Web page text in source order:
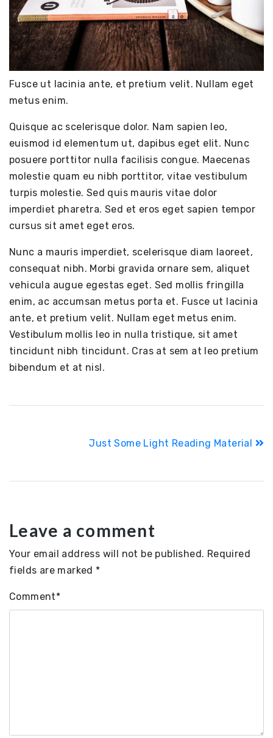
Fusce ut lacinia ante, et pretium velit. Nullam eget
metus enim.
Quisque ac scelerisque dolor. Nam sapien leo,
euismod id elementum ut, dapibus eget elit. Nunc
posuere porttitor nulla facilisis congue. Maecenas
molestie quam eu nibh porttitor, vitae vestibulum
turpis molestie. Sed quis mauris vitae dolor
imperdiet pharetra. Sed et eros eget sapien tempor
cursus sit amet eget eros.
Nunc a mauris imperdiet, scelerisque diam laoreet,
consequat nibh. Morbi gravida ornare sem, aliquet
vehicula augue egestas eget. Sed mollis fringilla
enim, ac accumsan metus porta et. Fusce ut lacinia
ante, et pretium velit. Nullam eget metus enim.
Vestibulum mollis leo in nulla tristique, sit amet
tincidunt nibh tincidunt. Cras at sem at leo pretium
bibendum et at nisl.
Just Some Light Reading Material
Leave a comment
Your email address will not be published. Required
fields are marked *
Comment*